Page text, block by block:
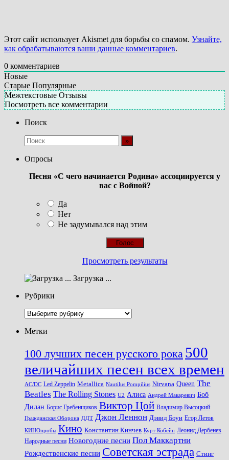
Этот сайт использует Akismet для борьбы со спамом. Узнайте,
как обрабатываются ваши данные комментариев.
0 комментариев
Новые
Старые Популярные
Межтекстовые Отзывы
Посмотреть все комментарии
Поиск
Опросы
Песня «С чего начинается Родина» ассоциируется у
вас с Войной?
Да
Нет
Не задумывался над этим
Просмотреть результаты
Загрузка ...
Рубрики
Рубрики
Метки
100 лучших песен русского рока 500
величайших песен всех времен
AC/DC Led Zeppelin Metallica Nautilus Pompilius Nirvana Queen The
Beatles The Rolling Stones U2 Алиса Андрей Макаревич Боб
Дилан Борис Гребенщиков Виктор Цой Владимир Высоцкий
Гражданская Оборона ДДТ Джон Леннон Дэвид Боуи Егор Летов
КИНОпробы Кино Константин Кинчев Курт Кобейн Леонид Дербенев
Народные песни Новогодние песни Пол Маккартни
Рождественские песни Советская эстрада Стинг